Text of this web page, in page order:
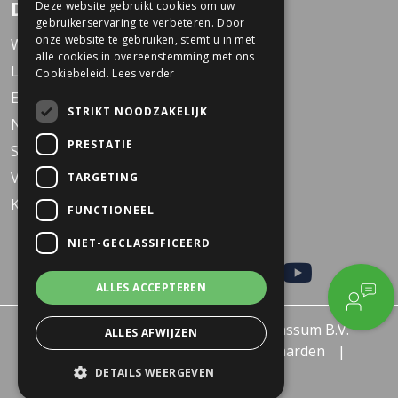
Dekkers Tweewielers
Werken bij Dekkers
Locaties
Events
Nieuws
Service
Veelgestelde vragen
KARO Solid schoolfiets
© 2026 - Dekkers Tweewielers Wanssum B.V.
Privacy policy
Algemene voorwaarden
Retourneren of Ruilen
Deze website gebruikt cookies om uw
gebruikerservaring te verbeteren. Door
onze website te gebruiken, stemt u in met
alle cookies in overeenstemming met ons
Cookiebeleid. Lees verder
STRIKT NOODZAKELIJK
PRESTATIE
TARGETING
FUNCTIONEEL
NIET-GECLASSIFICEERD
ALLES ACCEPTEREN
ALLES AFWIJZEN
DETAILS WEERGEVEN